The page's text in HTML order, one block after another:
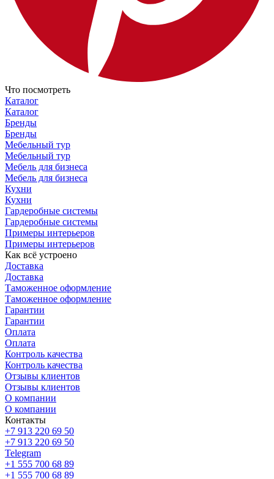
Что посмотреть
Каталог
Каталог
Бренды
Бренды
Мебельный тур
Мебельный тур
Мебель для бизнеса
Мебель для бизнеса
Кухни
Кухни
Гардеробные системы
Гардеробные системы
Примеры интерьеров
Примеры интерьеров
Как всё устроено
Доставка
Доставка
Таможенное оформление
Таможенное оформление
Гарантии
Гарантии
Оплата
Оплата
Контроль качества
Контроль качества
Отзывы клиентов
Отзывы клиентов
О компании
О компании
Контакты
+7 913 220 69 50
+7 913 220 69 50
Telegram
+1 555 700 68 89
+1 555 700 68 89